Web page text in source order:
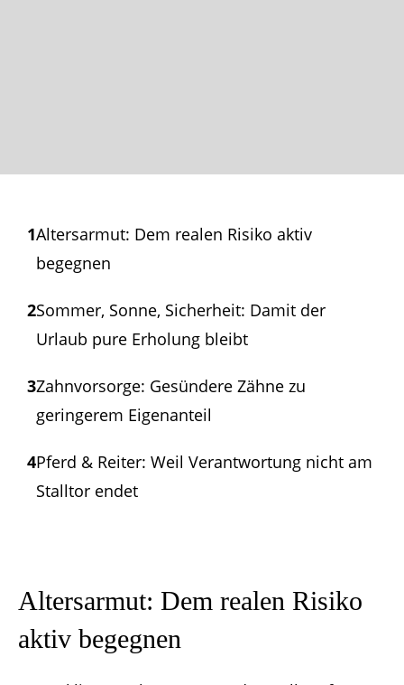
1Altersarmut: Dem realen Risiko aktiv
begegnen
2Sommer, Sonne, Sicherheit: Damit der
Urlaub pure Erholung bleibt
3Zahnvorsorge: Gesündere Zähne zu
geringerem Eigenanteil
4Pferd & Reiter: Weil Verantwortung nicht am
Stalltor endet
Altersarmut: Dem realen Risiko
aktiv begegnen